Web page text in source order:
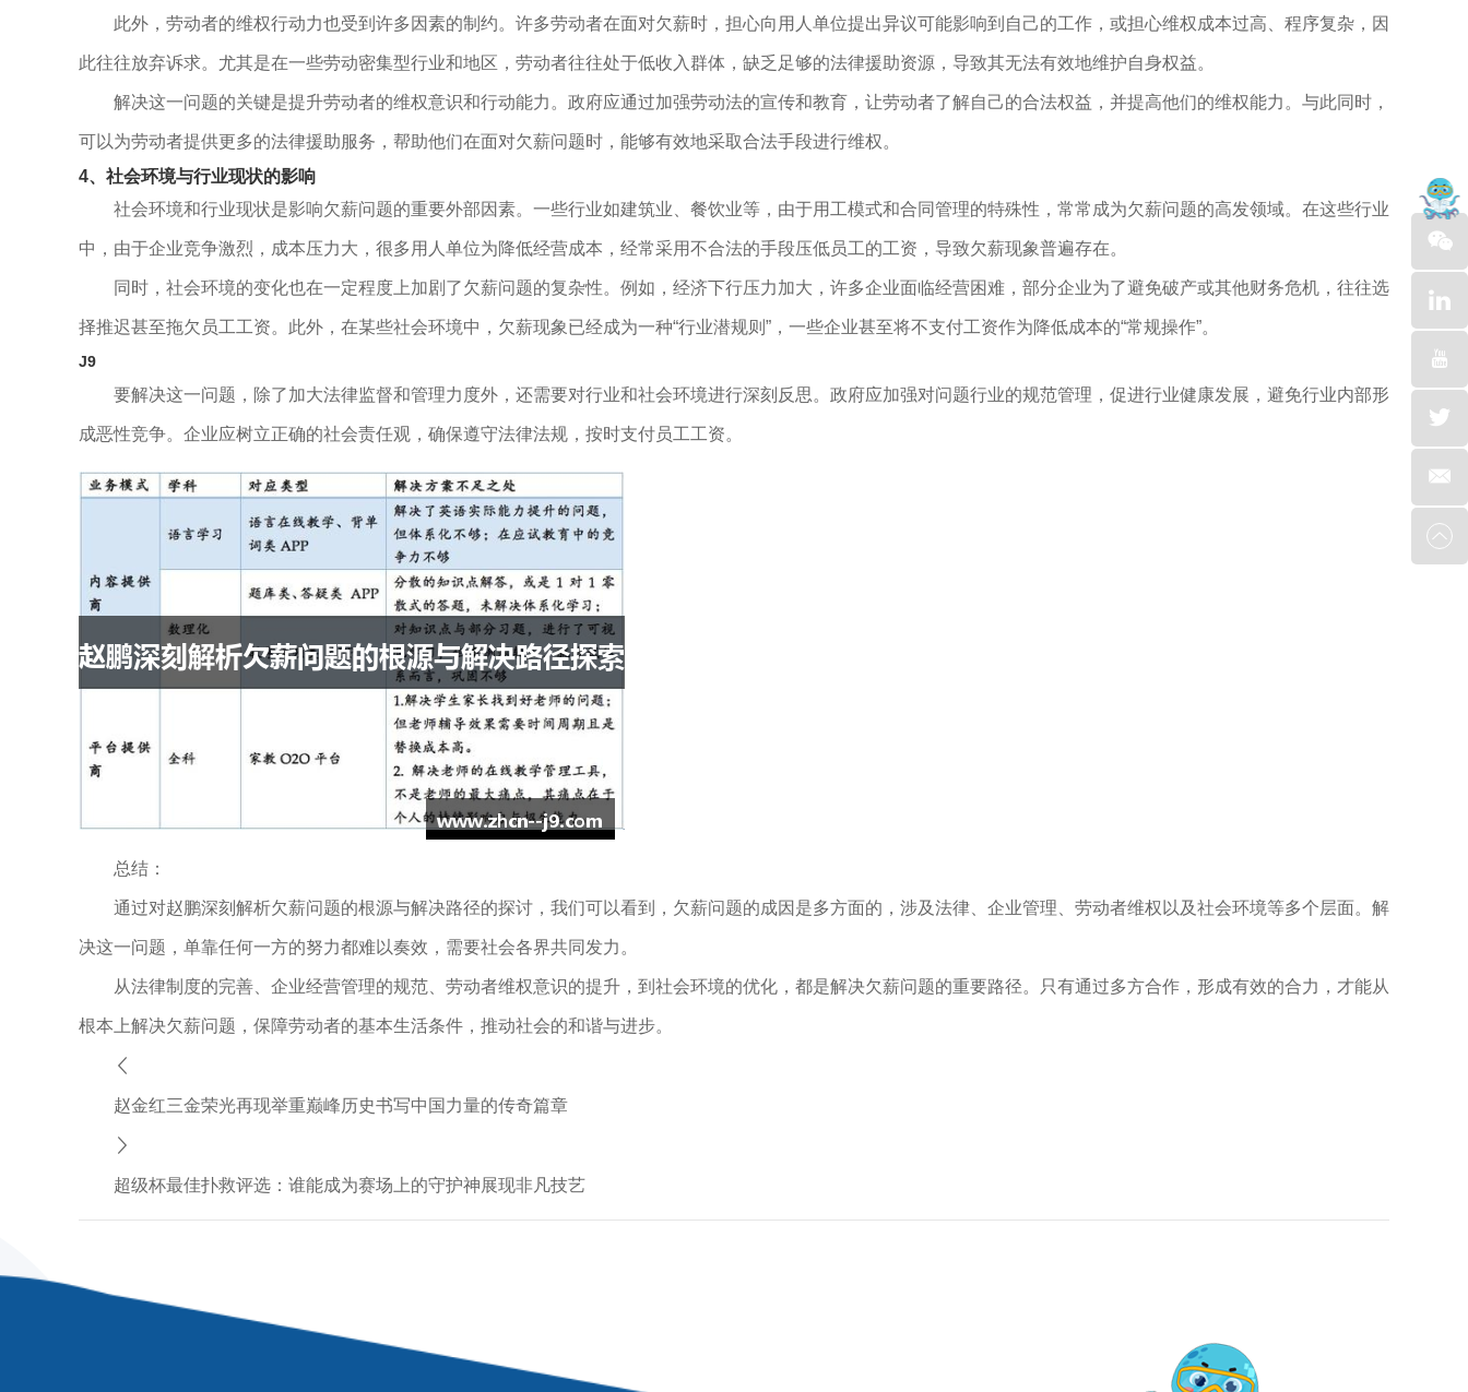
此外，劳动者的维权行动力也受到许多因素的制约。许多劳动者在面对欠薪时，担心向用人单位提出异议可能影响到自己的工作，或担心维权成本过高、程序复杂，因
此往往放弃诉求。尤其是在一些劳动密集型行业和地区，劳动者往往处于低收入群体，缺乏足够的法律援助资源，导致其无法有效地维护自身权益。
解决这一问题的关键是提升劳动者的维权意识和行动能力。政府应通过加强劳动法的宣传和教育，让劳动者了解自己的合法权益，并提高他们的维权能力。与此同时，
可以为劳动者提供更多的法律援助服务，帮助他们在面对欠薪问题时，能够有效地采取合法手段进行维权。
4、社会环境与行业现状的影响
社会环境和行业现状是影响欠薪问题的重要外部因素。一些行业如建筑业、餐饮业等，由于用工模式和合同管理的特殊性，常常成为欠薪问题的高发领域。在这些行业
中，由于企业竞争激烈，成本压力大，很多用人单位为降低经营成本，经常采用不合法的手段压低员工的工资，导致欠薪现象普遍存在。
同时，社会环境的变化也在一定程度上加剧了欠薪问题的复杂性。例如，经济下行压力加大，许多企业面临经营困难，部分企业为了避免破产或其他财务危机，往往选
择推迟甚至拖欠员工工资。此外，在某些社会环境中，欠薪现象已经成为一种“行业潜规则”，一些企业甚至将不支付工资作为降低成本的“常规操作”。
J9
要解决这一问题，除了加大法律监督和管理力度外，还需要对行业和社会环境进行深刻反思。政府应加强对问题行业的规范管理，促进行业健康发展，避免行业内部形
成恶性竞争。企业应树立正确的社会责任观，确保遵守法律法规，按时支付员工工资。
总结：
通过对赵鹏深刻解析欠薪问题的根源与解决路径的探讨，我们可以看到，欠薪问题的成因是多方面的，涉及法律、企业管理、劳动者维权以及社会环境等多个层面。解
决这一问题，单靠任何一方的努力都难以奏效，需要社会各界共同发力。
从法律制度的完善、企业经营管理的规范、劳动者维权意识的提升，到社会环境的优化，都是解决欠薪问题的重要路径。只有通过多方合作，形成有效的合力，才能从
根本上解决欠薪问题，保障劳动者的基本生活条件，推动社会的和谐与进步。
赵金红三金荣光再现举重巅峰历史书写中国力量的传奇篇章
超级杯最佳扑救评选：谁能成为赛场上的守护神展现非凡技艺